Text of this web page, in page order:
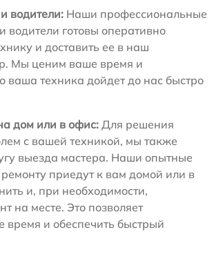
водители: Наши профессиональные
водители готовы оперативно
и доставить ее в наш
Мы ценим ваше время и
ваша техника дойдет до нас быстро
дом или в офис: Для решения
с вашей техникой, мы также
выезда мастера. Наши опытные
приедут к вам домой или в
и, при необходимости,
на месте. Это позволяет
время и обеспечить быстрый